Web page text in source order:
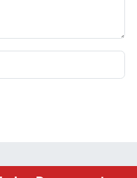
ziyaret etti